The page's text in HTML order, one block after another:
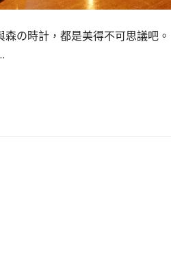
の時計，都是美得不可思議吧